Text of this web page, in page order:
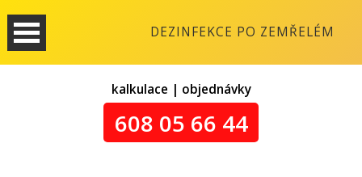
DEZINFEKCE PO ZEMŘELÉM
kalkulace | objednávky
608 05 66 44